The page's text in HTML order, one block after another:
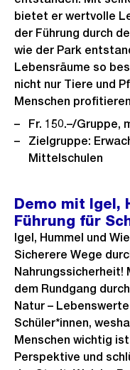
bietet er wertvolle
der Führung durch
wie der Park
Lebensräume so
nicht nur Tiere und
Menschen
Fr. 150.–/Gruppe,
Zielgruppe:
Mittelschulen
Demo mit Igel,
Führung für
Igel, Hummel und
Sicherere Wege
Nahrungssicherheit!
dem Rundgang
Natur –
Schüler*innen,
Menschen wichtig
Perspektive und